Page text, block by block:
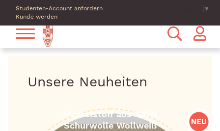
Studenten-Account anfordern
Kunde werden
▼
Unsere Neuheiten
Mantelstoff aus 100%
Schurwolle Wollweiß